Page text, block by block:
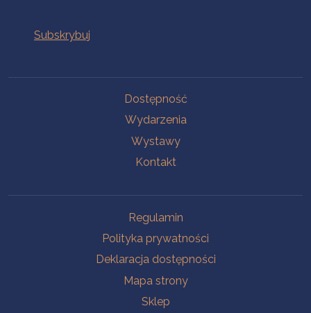
Dostępność
Wydarzenia
Wystawy
Kontakt
Regulamin
Polityka prywatności
Deklaracja dostępności
Mapa strony
Sklep